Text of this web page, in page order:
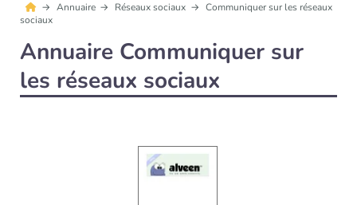
Annuaire Réseaux sociaux
Communiquer sur les réseaux
sociaux
Annuaire Communiquer sur
les réseaux sociaux